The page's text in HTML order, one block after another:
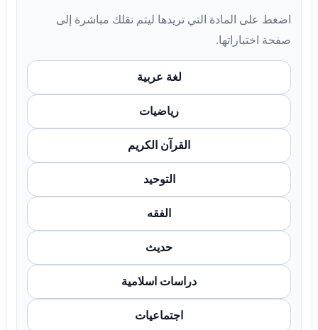
اضغط على المادة التي تريدها ليتم نقلك مباشرة إلى
صفحة اختباراتها.
لغة عربية
رياضيات
القرآن الكريم
التوحيد
الفقه
حديث
دراسات اسلامية
اجتماعيات